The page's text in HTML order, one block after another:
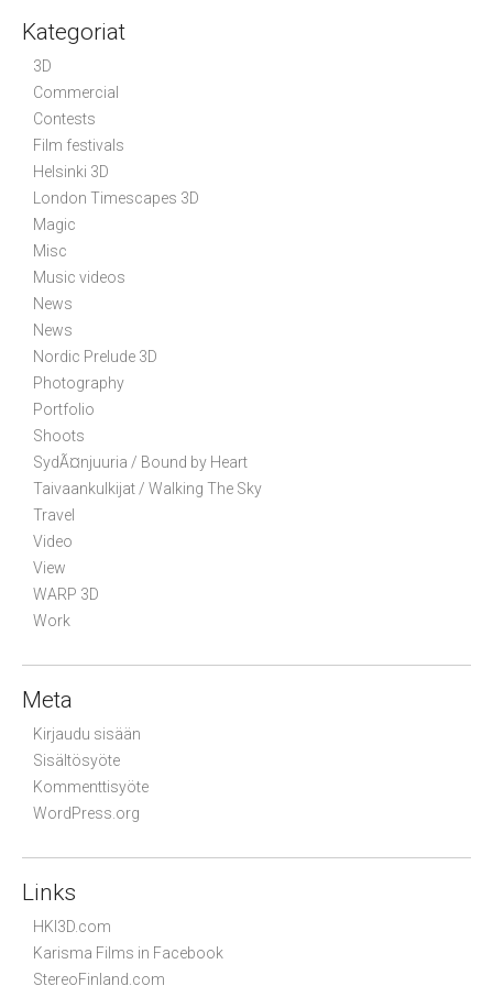
a
Kategoriat
3D
Commercial
Contests
Film festivals
Helsinki 3D
London Timescapes 3D
Magic
Misc
Music videos
News
News
Nordic Prelude 3D
Photography
Portfolio
Shoots
SydÃ¤njuuria / Bound by Heart
Taivaankulkijat / Walking The Sky
Travel
Video
View
WARP 3D
Work
Meta
Kirjaudu sisään
Sisältösyöte
Kommenttisyöte
WordPress.org
Links
HKI3D.com
Karisma Films in Facebook
StereoFinland.com